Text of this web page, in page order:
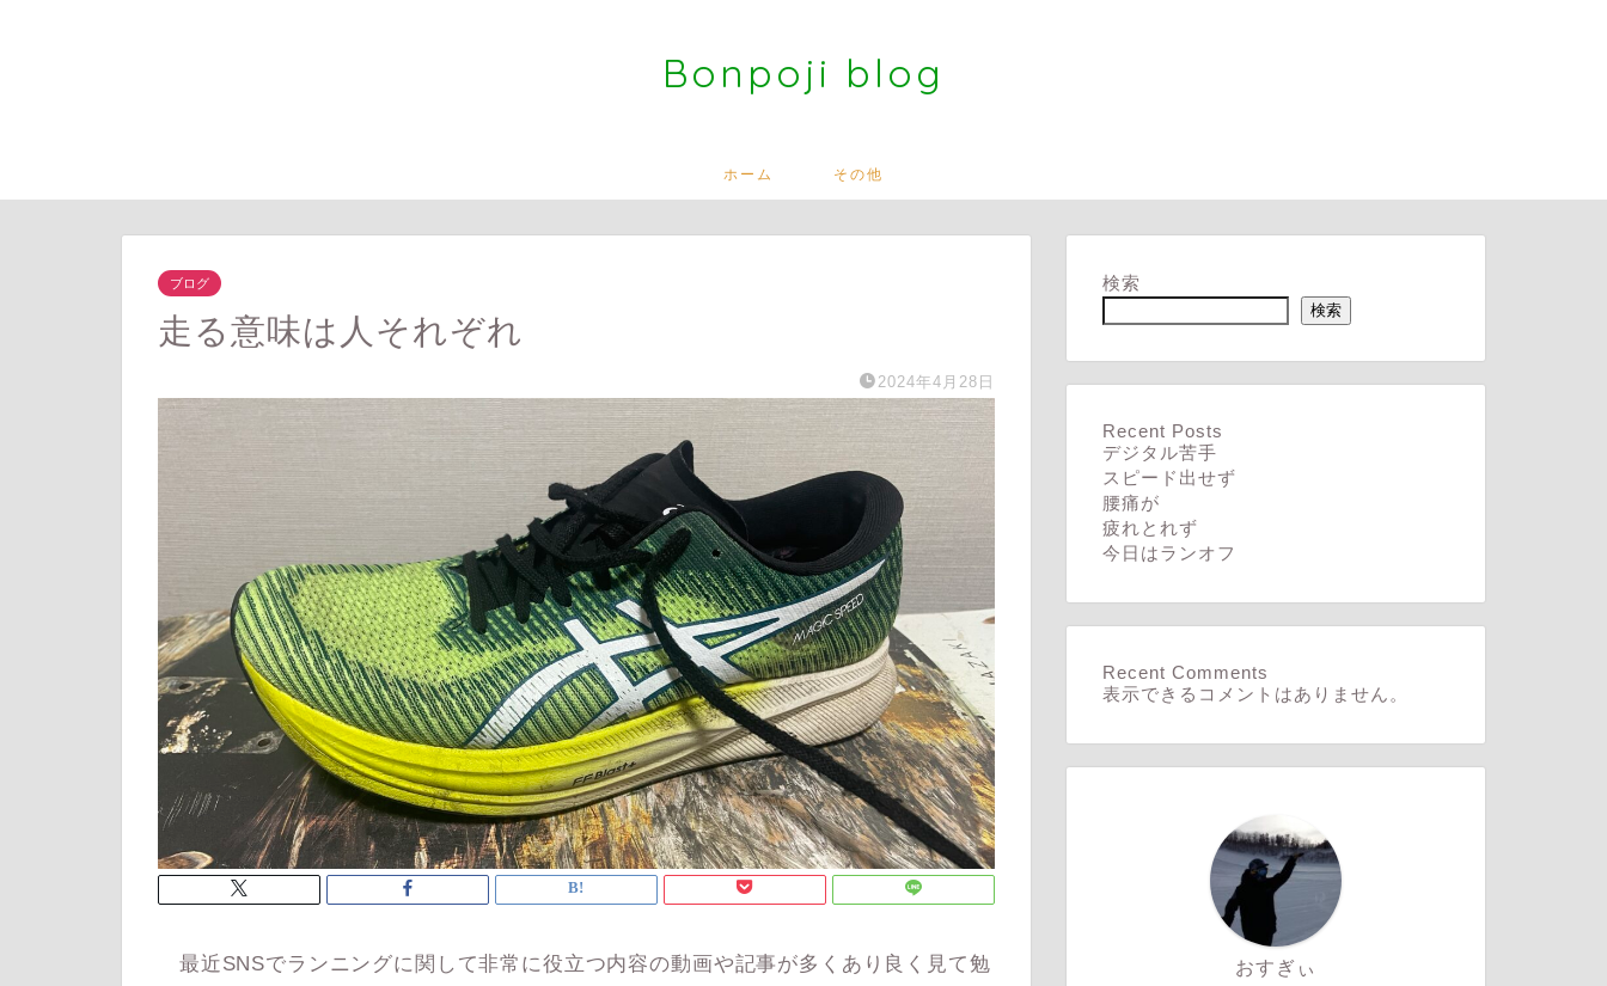
Bonpoji blog
ホーム その他
ブログ
走る意味は人それぞれ
2024年4月28日
最近SNSでランニングに関して非常に役立つ内容の動画や記事が多くあり良く見て勉
検索
検索
Recent Posts
デジタル苦手
スピード出せず
腰痛が
疲れとれず
今日はランオフ
Recent Comments
表示できるコメントはありません。
おすぎぃ